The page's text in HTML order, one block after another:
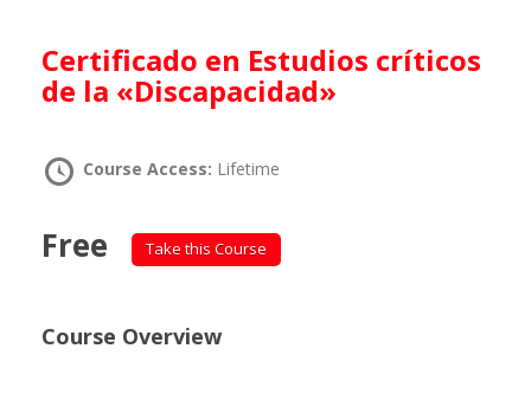
Certificado en Estudios críticos
de la «Discapacidad»
Course Access: Lifetime
Free Take this Course
Course Overview